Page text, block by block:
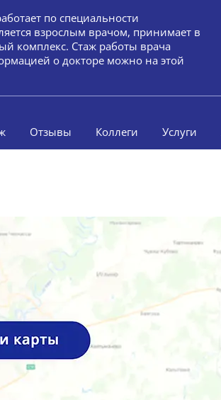
по специальности
взрослым врачом, принимает в
комплекс. Стаж работы врача
о докторе можно на этой
Отзывы Коллеги Услуги